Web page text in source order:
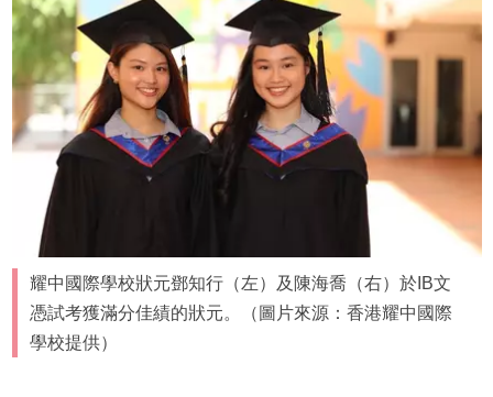
耀中國際學校狀元鄧知行（左）及陳海喬（右）於IB文
憑試考獲滿分佳績的狀元。（圖片來源：香港耀中國際
學校提供）